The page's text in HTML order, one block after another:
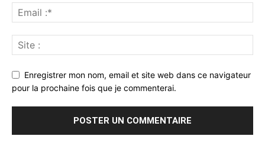
Enregistrer mon nom, email et site web dans ce navigateur
pour la prochaine fois que je commenterai.